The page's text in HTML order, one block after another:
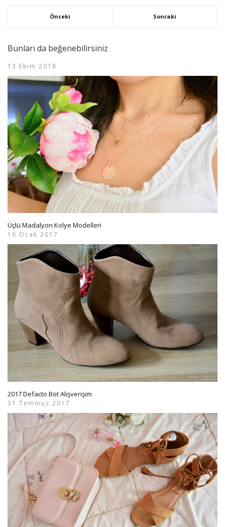
Önceki Sonraki
Bunları da beğenebilirsiniz
13 Ekim 2018
Üçlü Madalyon Kolye Modelleri
16 Ocak 2017
2017 Defacto Bot Alışverişim
31 Temmuz 2017